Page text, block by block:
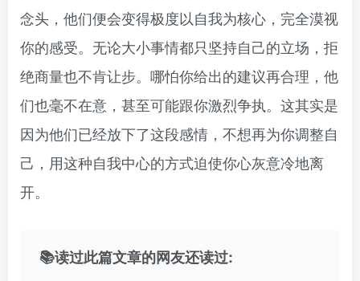
念头，他们便会变得极度以自我为核心，完全漠视
你的感受。无论大小事情都只坚持自己的立场，拒
绝商量也不肯让步。哪怕你给出的建议再合理，他
们也毫不在意，甚至可能跟你激烈争执。这其实是
因为他们已经放下了这段感情，不想再为你调整自
己，用这种自我中心的方式迫使你心灰意冷地离
开。
📚读过此篇文章的网友还读过: